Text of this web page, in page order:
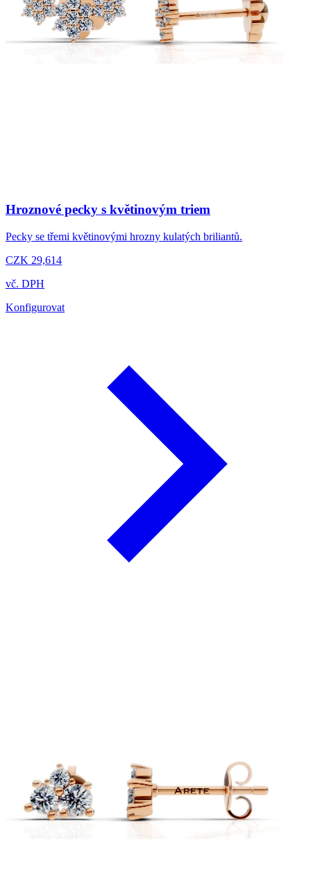
Hroznové pecky s květinovým triem
Pecky se třemi květinovými hrozny kulatých briliantů.
CZK 29,614
vč. DPH
Konfigurovat